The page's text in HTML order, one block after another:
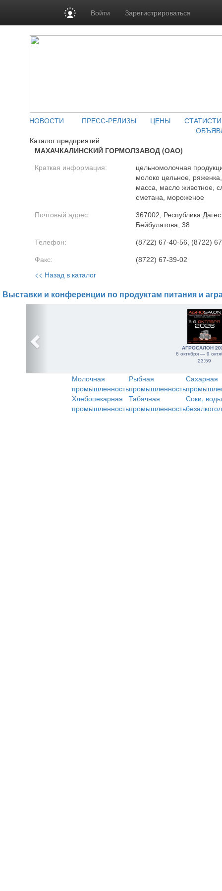
Войти Зарегистрироваться
НОВОСТИ ПРЕСС-РЕЛИЗЫ ЦЕНЫ
Каталог предприятий
МАХАЧКАЛИНСКИЙ ГОРМОЛЗАВОД (ОАО)
Краткая информация:
цельномолочная
молоко цельное,
масса, масло животное,
сметана, мороженое
Почтовый адрес:
367002, Республика
Бейбулатова, 38
Телефон: (8722) 67-40-56, (8722)
Факс: (8722) 67-39-02
<< Назад в каталог
Выставки и конференции по продуктам питания и
АГРОСАЛОН
6 октября — 9
23:59
Молочная
промышленность
Рыбная
промышленность
Сахарная
Хлебопекарная
промышленность
Табачная
промышленность
Соки,